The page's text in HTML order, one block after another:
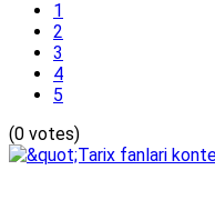
1
2
3
4
5
(0 votes)